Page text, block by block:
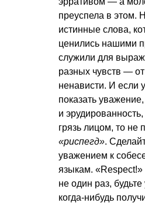
преуспела в этом.
истинные слова,
ценились нашими
служили для
разных чувств —
ненависти. И если
показать
и
грязь лицом, то не
«риспегд».
уважением к
языкам.
не один раз,
когда-нибудь